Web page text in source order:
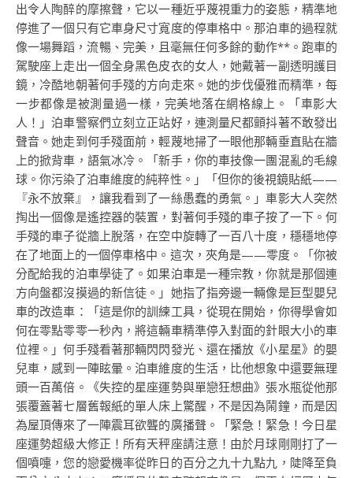
出令人陶醉的摩擦聲，它以一種近乎蔑視重力的姿態，精準地
停進了一個只有它車身尺寸寬度的停車格中。那泊車的過程就
像一場舞蹈，流暢、完美，且毫無任何多餘的動作**。跑車的
駕駛座上走出一個全身黑色皮衣的女人，她戴著一副透明護目
鏡，冷酷地朝著何手殘的方向走來。她的步伐優雅而精準，每
一步都像是被測量過一樣，完美地落在網格線上。「車影大
人！」泊車警察們立刻立正站好，連測量尺都顫抖著不敢發出
聲音。她走到何手殘面前，輕蔑地掃了一眼他那輛垂直貼在牆
上的掀背車，語氣冰冷。「新手，你的車技像一團混亂的毛線
球。你污染了泊車維度的純粹性。」「但你的後視鏡貼紙——
『永不放棄』，讓我看到了一絲愚蠢的勇氣。」車影大人突然
掏出一個像是遙控器的裝置，對著何手殘的車子按了一下。何
手殘的車子從牆上脫落，在空中旋轉了一百八十度，穩穩地停
在了地面上的一個停車格中。這次，夾角是——零度。「你被
分配給我的泊車學徒了。如果泊車是一種宗教，你就是那個連
方向盤都沒摸過的新信徒。」她指了指旁邊一輛像是巨型嬰兒
車的改造車：「這是你的訓練工具，從現在開始，你得學會如
何在零點零零一秒內，將這輛車精準停入對面的針眼大小的車
位裡。」何手殘看著那輛閃閃發光、還在播放《小星星》的嬰
兒車，感到一陣眩暈。泊車維度的生活，比他想象中還要無理
頭一百萬倍。《失控的星座運勢與單戀狂想曲》張水瓶從他那
張覆蓋著七層舊報紙的單人床上驚醒，不是因為鬧鐘，而是因
為屋頂傳來了一陣震耳欲聾的廣播聲。「緊急！緊急！今日星
座運勢超級大修正！所有天秤座請注意！由於月球剛剛打了一
個噴嚏，您的戀愛機率從昨日的百分之九十九點九，陡降至負